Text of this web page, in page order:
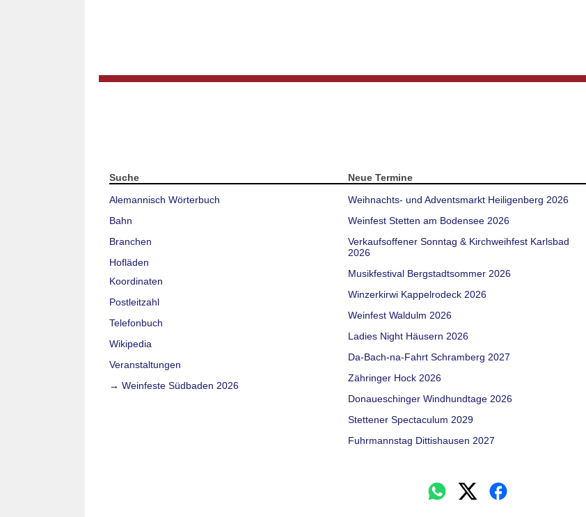
Suche
Alemannisch Wörterbuch
Bahn
Branchen
Hofläden
Koordinaten
Postleitzahl
Telefonbuch
Wikipedia
Veranstaltungen
→ Weinfeste Südbaden 2026
Neue Termine
Weihnachts- und Adventsmarkt Heiligenberg 2026
Weinfest Stetten am Bodensee 2026
Verkaufsoffener Sonntag & Kirchweihfest Karlsbad
2026
Musikfestival Bergstadtsommer 2026
Winzerkirwi Kappelrodeck 2026
Weinfest Waldulm 2026
Ladies Night Häusern 2026
Da-Bach-na-Fahrt Schramberg 2027
Zähringer Hock 2026
Donaueschinger Windhundtage 2026
Stettener Spectaculum 2029
Fuhrmannstag Dittishausen 2027